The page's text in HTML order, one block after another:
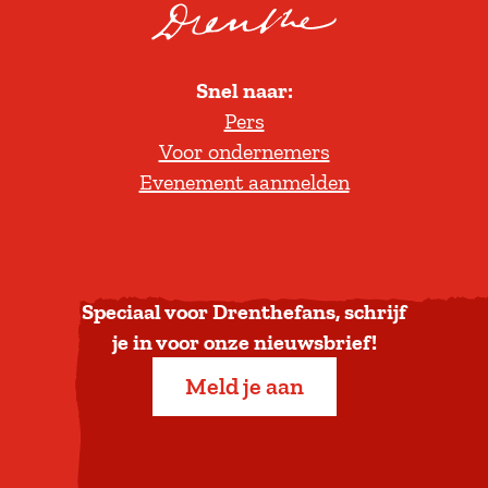
o
l
t
e
r
a
a
b
Snel naar:
Pers
Voor ondernemers
Evenement aanmelden
Speciaal voor Drenthefans, schrijf
je in voor onze nieuwsbrief!
Meld je aan